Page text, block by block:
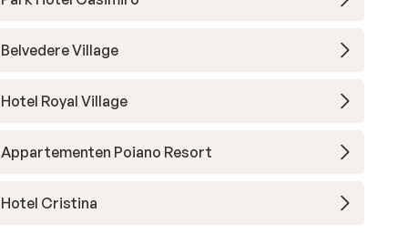
Belvedere Village
Hotel Royal Village
Appartementen Poiano Resort
Hotel Cristina